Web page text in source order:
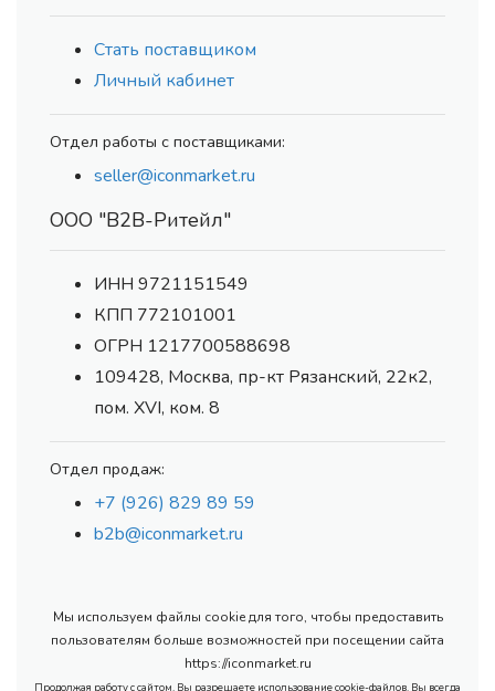
Стать поставщиком
Личный кабинет
Отдел работы с поставщиками:
seller@iconmarket.ru
ООО "В2В-Ритейл"
ИНН 9721151549
КПП 772101001
ОГРН 1217700588698
109428, Москва, пр-кт Рязанский, 22к2,
пом. XVI, ком. 8
Отдел продаж:
+7 (926) 829 89 59
b2b@iconmarket.ru
Мы используем файлы cookie для того, чтобы предоставить
пользователям больше возможностей при посещении сайта
https://iconmarket.ru
Продолжая работу с сайтом, Вы разрешаете использование cookie-файлов. Вы всегда